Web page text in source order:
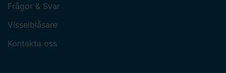
Frågor & Svar
Visselblåsare
Kontakta oss